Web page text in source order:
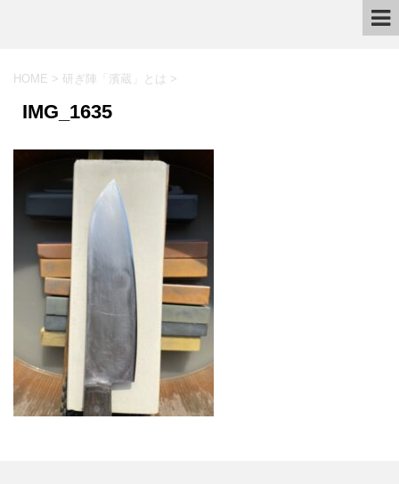
HOME > 研ぎ陣「濱蔵」とは >
IMG_1635